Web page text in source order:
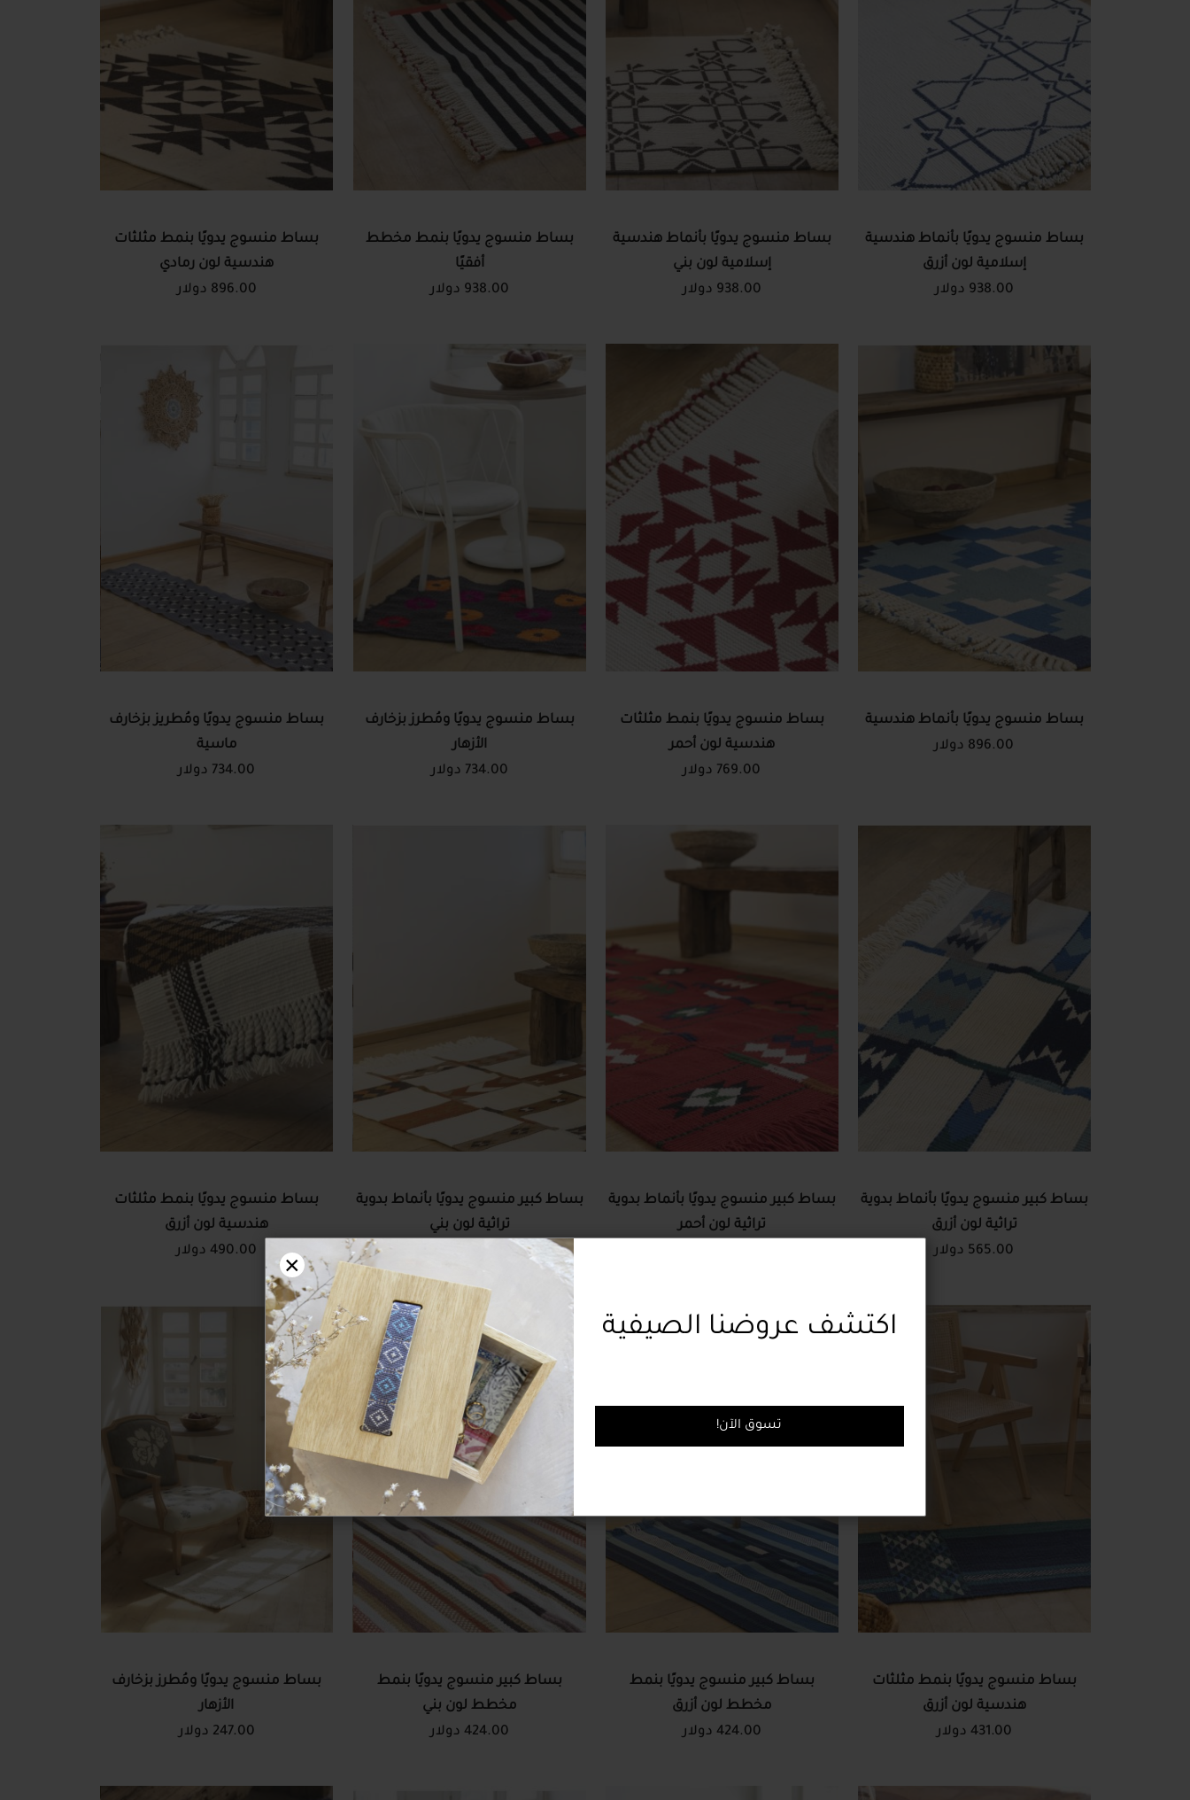
اكتشف عروضنا الصيفية
!تسوق الآن
×
بساط منسوج يدويًا بأنماط هندسية
إسلامية لون أزرق
938.00 دولار
بساط منسوج يدويًا بأنماط هندسية
إسلامية لون بني
938.00 دولار
بساط منسوج يدويًا بنمط مخطط
أفقيًا
938.00 دولار
بساط منسوج يدويًا بنمط مثلثات
هندسية لون رمادي
896.00 دولار
بساط منسوج يدويًا بأنماط هندسية
896.00 دولار
بساط منسوج يدويًا بنمط مثلثات
هندسية لون أحمر
769.00 دولار
بساط منسوج يدويًا ومُطرز بزخارف
الأزهار
734.00 دولار
بساط منسوج يدويًا ومُطريز بزخارف
ماسية
734.00 دولار
بساط كبير منسوج يدويًا بأنماط بدوية
تراثية لون أزرق
565.00 دولار
بساط كبير منسوج يدويًا بأنماط بدوية
تراثية لون أحمر
بساط كبير منسوج يدويًا بأنماط بدوية
تراثية لون بني
بساط منسوج يدويًا بنمط مثلثات
هندسية لون أزرق
490.00 دولار
بساط منسوج يدويًا بنمط مثلثات
هندسية لون أزرق
431.00 دولار
بساط كبير منسوج يدويًا بنمط
مخطط لون أزرق
424.00 دولار
بساط كبير منسوج يدويًا بنمط
مخطط لون بني
424.00 دولار
بساط منسوج يدويًا ومُطرز بزخارف
الأزهار
247.00 دولار